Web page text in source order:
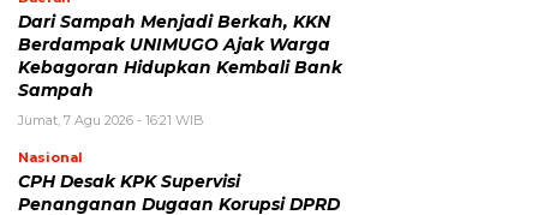
Dari Sampah Menjadi Berkah, KKN
Berdampak UNIMUGO Ajak Warga
Kebagoran Hidupkan Kembali Bank
Sampah
Jumat, 7 Agu 2026 - 16:21 WIB
Nasional
CPH Desak KPK Supervisi
Penanganan Dugaan Korupsi DPRD